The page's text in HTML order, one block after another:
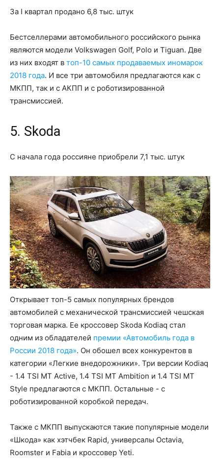
За I квартал продано 6,8 тыс. штук
Бестселлерами автомобильного российского рынка
являются модели Volkswagen Golf, Polo и Tiguan. Две
из них входят в топ-10 самых продаваемых иномарок
2018 года. И все три автомобиля предлагаются как с
МКПП, так и с АКПП и с роботизированной
трансмиссией.
5. Skoda
С начала года россияне приобрели 7,1 тыс. штук
Открывает топ-5 самых популярных брендов
автомобилей с механической трансмиссией чешская
торговая марка. Ее кроссовер Skoda Kodiaq стал
одним из обладателей премии «Автомобиль года в
России 2018 года». Он обошел всех конкурентов в
категории «Легкие внедорожники». Три версии Kodiaq
- 1.4 TSI MT Active, 1.4 TSI MT Ambition и 1.4 TSI MT
Style предлагаются с МКПП. Остальные - с
роботизированной коробкой передач.
Также с МКПП выпускаются такие популярные модели
«Шкода» как хэтчбек Rapid, универсалы Octavia,
Roomster и Fabia и кроссовер Yeti.